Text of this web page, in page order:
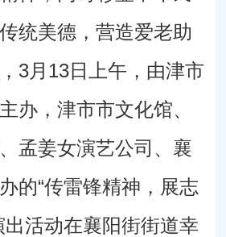
统美德，营造爱老助
3月13日上午，由津市
办，津市市文化馆、
孟姜女演艺公司、襄
的“传雷锋精神，展志
出活动在襄阳街街道幸